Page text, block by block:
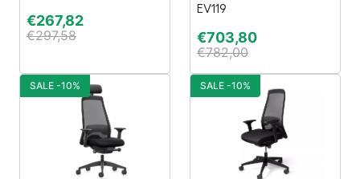
€267,82
€297,58
EV119
€703,80
€782,00
SALE -10% SALE -10%